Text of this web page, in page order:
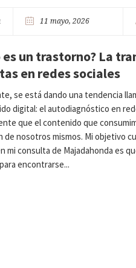
11 mayo, 2026
es un trastorno? La
en redes sociales
se está dando una tendencia
digital: el autodiagnóstico en
que el contenido que
de nosotros mismos. Mi objetivo
mi consulta de Majadahonda es
encontrarse...